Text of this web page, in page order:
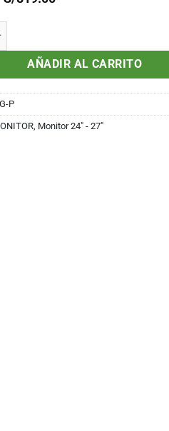
original
S/899.00.S/819.00.
27MP59G-P 27" LED GAMING
AÑADIR AL CARRITO
P
, Monitor 24" - 27"